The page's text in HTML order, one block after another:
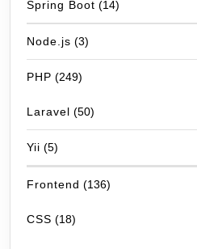
Spring Boot (14)
Node.js (3)
PHP (249)
Laravel (50)
Yii (5)
Frontend (136)
CSS (18)